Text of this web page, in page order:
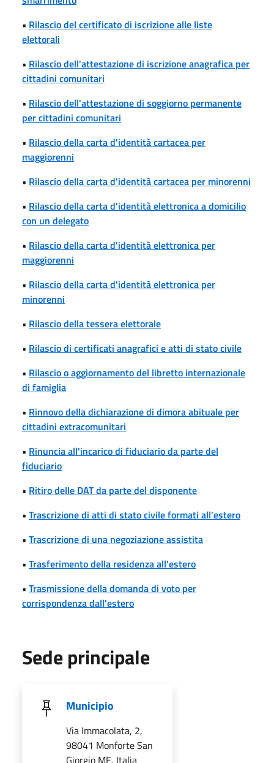
• Rilascio del certificato di iscrizione alle liste
elettorali
• Rilascio dell'attestazione di iscrizione anagrafica per
cittadini comunitari
• Rilascio dell'attestazione di soggiorno permanente
per cittadini comunitari
• Rilascio della carta d'identità cartacea per
maggiorenni
• Rilascio della carta d'identità cartacea per minorenni
• Rilascio della carta d'identità elettronica a domicilio
con un delegato
• Rilascio della carta d'identità elettronica per
maggiorenni
• Rilascio della carta d'identità elettronica per
minorenni
• Rilascio della tessera elettorale
• Rilascio di certificati anagrafici e atti di stato civile
• Rilascio o aggiornamento del libretto internazionale
di famiglia
• Rinnovo della dichiarazione di dimora abituale per
cittadini extracomunitari
• Rinuncia all'incarico di fiduciario da parte del
fiduciario
• Ritiro delle DAT da parte del disponente
• Trascrizione di atti di stato civile formati all'estero
• Trascrizione di una negoziazione assistita
• Trasferimento della residenza all'estero
• Trasmissione della domanda di voto per
corrispondenza dall'estero
Sede principale
Municipio
Via Immacolata, 2,
98041 Monforte San
Giorgio ME, Italia